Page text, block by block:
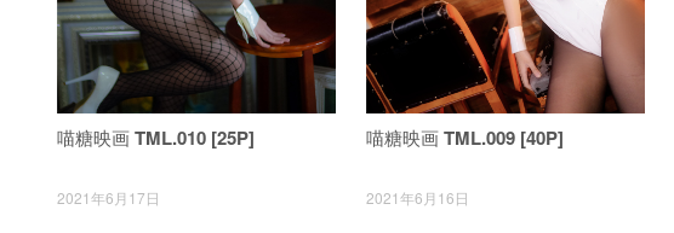
喵糖映画 TML.010 [25P]
2021年6月17日
喵糖映画 TML.009 [40P]
2021年6月16日